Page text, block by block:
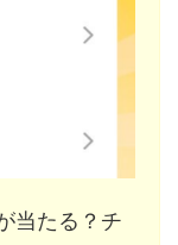
当たる？チ